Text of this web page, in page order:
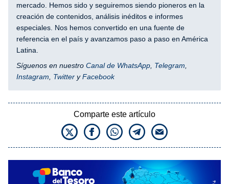
mercado. Hemos sido y seguiremos siendo pioneros en la
creación de contenidos, análisis inéditos e informes
especiales. Nos hemos convertido en una fuente de
referencia en el país y avanzamos paso a paso en América
Latina.
Síguenos en nuestro Canal de WhatsApp Telegram
Instagram
Twitter yFacebook
Comparte este artículo